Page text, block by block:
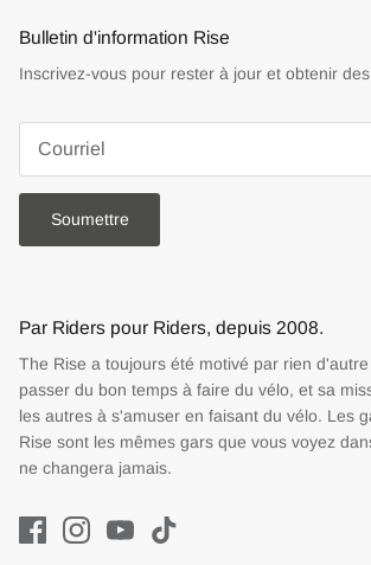
Bulletin d'information Rise
Inscrivez-vous pour rester à jour et obtenir
Soumettre
Par Riders pour Riders, depuis 2008.
The Rise a toujours été motivé par rien
passer du bon temps à faire du vélo, et sa
les autres à s'amuser en faisant du vélo. Les
Rise sont les mêmes gars que vous voyez
ne changera jamais.